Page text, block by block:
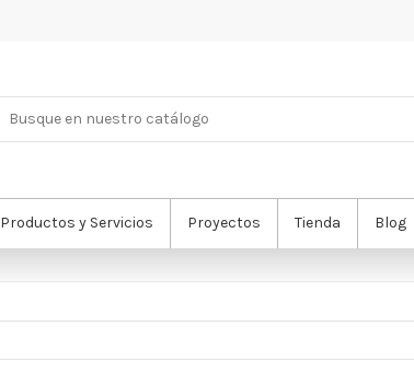
Productos y Servicios Proyectos Tienda Blog